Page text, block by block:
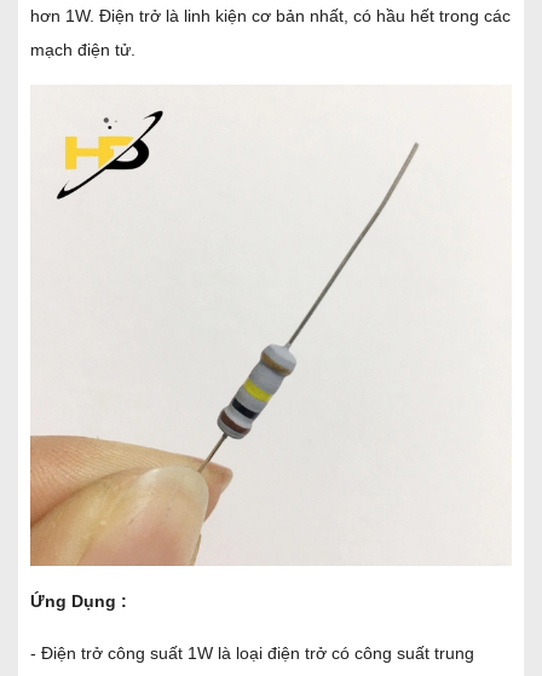
hơn 1W. Điện trở là linh kiện cơ bản nhất, có hầu hết trong các
mạch điện tử.
Ứng Dụng :
- Điện trở công suất 1W là loại điện trở có công suất trung